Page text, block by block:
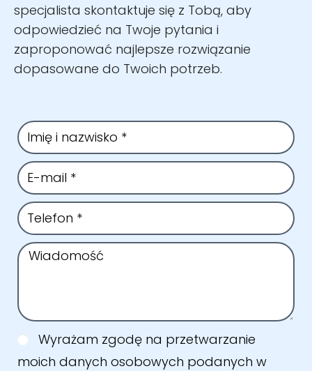
specjalista skontaktuje się z Tobą, aby
odpowiedzieć na Twoje pytania i
zaproponować najlepsze rozwiązanie
dopasowane do Twoich potrzeb.
Wyrażam zgodę na przetwarzanie
moich danych osobowych podanych w